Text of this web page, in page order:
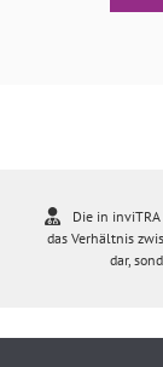
Die in
das Verhältnis
dar,